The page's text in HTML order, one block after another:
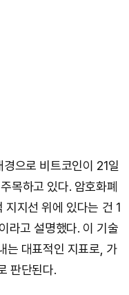
으로 비트코인이 21일
목하고 있다. 암호화폐
지지선 위에 있다는 건 1
라고 설명했다. 이 기술
는 대표적인 지표로, 가
판단된다.